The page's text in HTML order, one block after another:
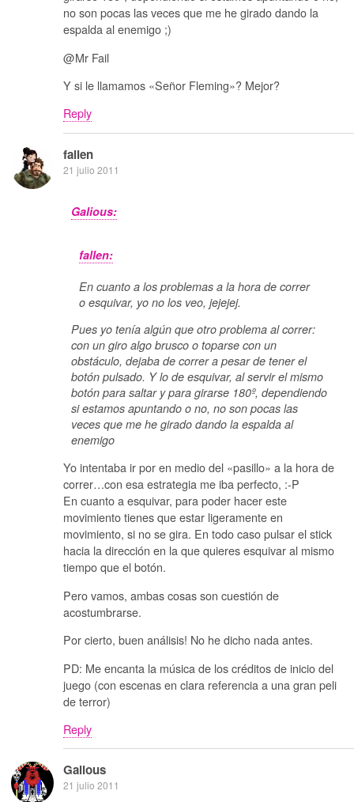
no son pocas las veces que me he girado dando la
espalda al enemigo ;)
@Mr Fail
Y si le llamamos «Señor Fleming»? Mejor?
Reply
fallen
21 julio 2011
Galious:
fallen:
En cuanto a los problemas a la hora de correr
o esquivar, yo no los veo, jejejej.
Pues yo tenía algún que otro problema al correr:
con un giro algo brusco o toparse con un
obstáculo, dejaba de correr a pesar de tener el
botón pulsado. Y lo de esquivar, al servir el mismo
botón para saltar y para girarse 180º, dependiendo
si estamos apuntando o no, no son pocas las
veces que me he girado dando la espalda al
enemigo
Yo intentaba ir por en medio del «pasillo» a la hora de
correr…con esa estrategia me iba perfecto, :-P
En cuanto a esquivar, para poder hacer este
movimiento tienes que estar ligeramente en
movimiento, si no se gira. En todo caso pulsar el stick
hacia la dirección en la que quieres esquivar al mismo
tiempo que el botón.
Pero vamos, ambas cosas son cuestión de
acostumbrarse.
Por cierto, buen análisis! No he dicho nada antes.
PD: Me encanta la música de los créditos de inicio del
juego (con escenas en clara referencia a una gran peli
de terror)
Reply
Galious
21 julio 2011